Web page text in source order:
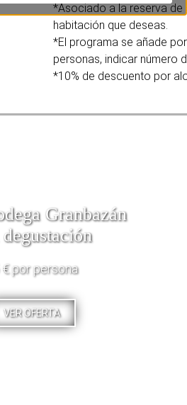
*Asociado a la reserva de
habitación que deseas.
*El programa se añade
personas, indicar número
*10% de descuento por
Granbazán
€ por persona
VER OFERTA